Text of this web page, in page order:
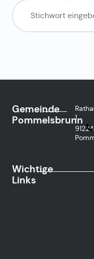
Gemeinde
Pommelsbrunn
1
91224
Wichtige
Links